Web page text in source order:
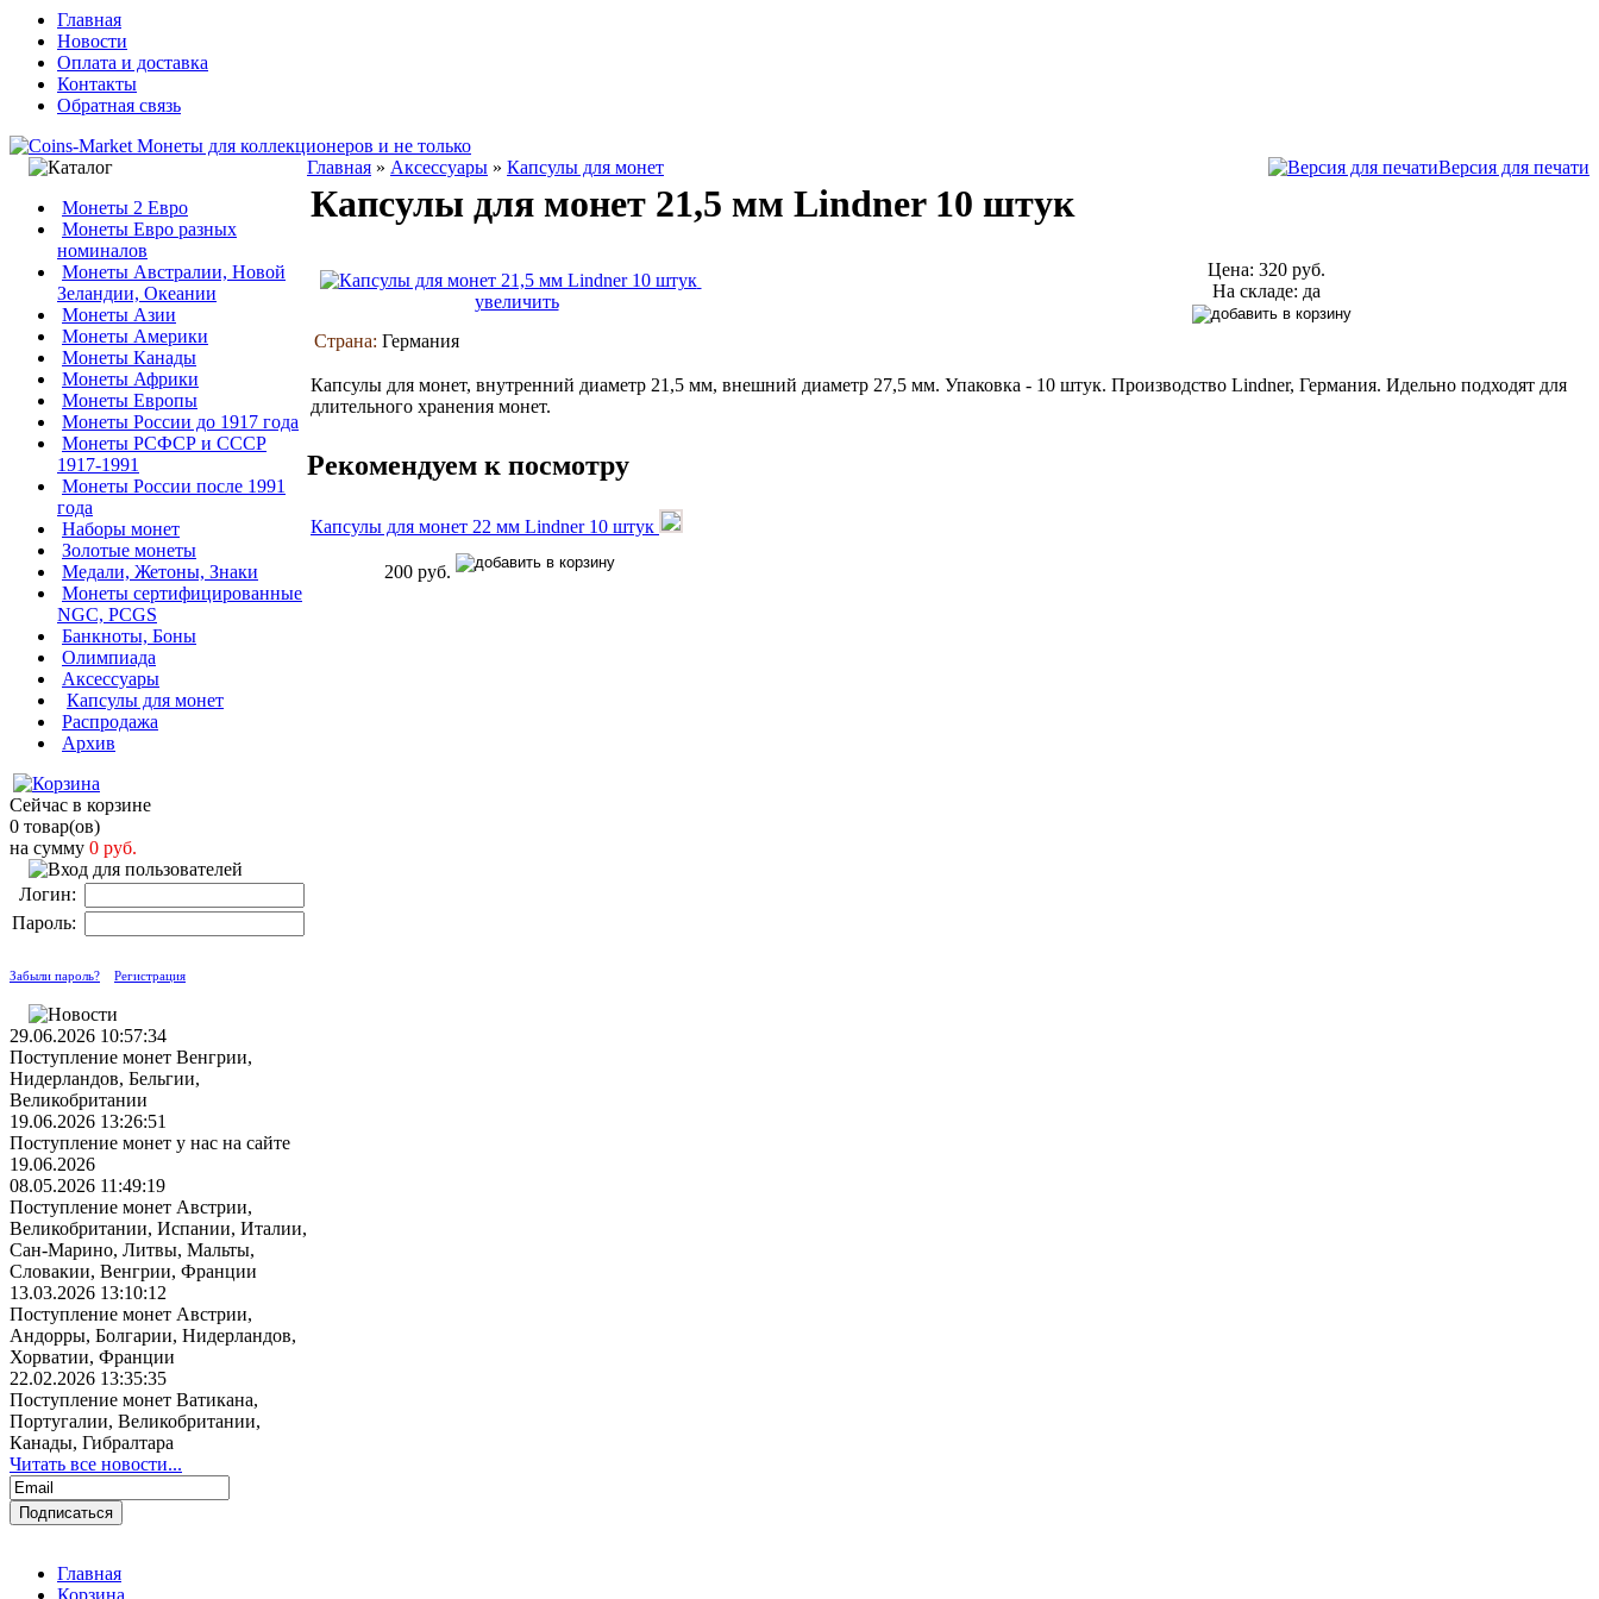
Главная
Новости
Оплата и доставка
Контакты
Обратная связь
Монеты 2 Евро
Монеты Евро разных
номиналов
Монеты Австралии, Новой
Зеландии, Океании
Монеты Азии
Монеты Америки
Монеты Канады
Монеты Африки
Монеты Европы
Монеты России до 1917 года
Монеты РСФСР и СССР
1917-1991
Монеты России после 1991
года
Наборы монет
Золотые монеты
Медали, Жетоны, Знаки
Монеты сертифицированные
NGC, PCGS
Банкноты, Боны
Олимпиада
Аксессуары
Капсулы для монет
Распродажа
Архив
Сейчас в корзине
0 товар(ов)
на сумму 0 руб.
Логин:
Пароль:
Забыли пароль? Регистрация
29.06.2026 10:57:34
Поступление монет Венгрии,
Нидерландов, Бельгии,
Великобритании
19.06.2026 13:26:51
Поступление монет у нас на сайте
19.06.2026
08.05.2026 11:49:19
Поступление монет Австрии,
Великобритании, Испании, Италии,
Сан-Марино, Литвы, Мальты,
Словакии, Венгрии, Франции
13.03.2026 13:10:12
Поступление монет Австрии,
Андорры, Болгарии, Нидерландов,
Хорватии, Франции
22.02.2026 13:35:35
Поступление монет Ватикана,
Португалии, Великобритании,
Канады, Гибралтара
Читать все новости...
Главная » Аксессуары » Капсулы для монет Версия для печати
Капсулы для монет 21,5 мм Lindner 10 штук
увеличить
Цена: 320 руб.
На складе: да
Страна: Германия
Капсулы для монет, внутренний диаметр 21,5 мм, внешний диаметр 27,5 мм. Упаковка - 10 штук. Производство Lindner, Германия. Идельно подходят для
длительного хранения монет.
Рекомендуем к посмотру
Капсулы для монет 22 мм Lindner 10 штук
200 руб.
Главная
Корзина